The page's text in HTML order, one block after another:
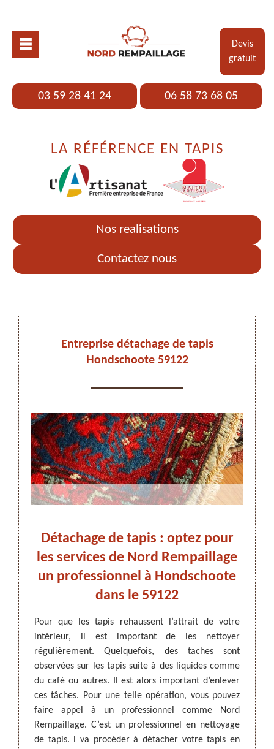
Devis
gratuit
03 59 28 41 24 06 58 73 68 05
LA RÉFÉRENCE EN TAPIS
Nos realisations
Contactez nous
ARTISAN DEZITTER, REMPAILLAGE -
CANNAGE - RECOLLAGE, 59 NORD
Entreprise détachage de tapis
Hondschoote 59122
de
et
des
les
le et
Détachage de tapis : optez pour
les services de Nord Rempaillage
un professionnel à Hondschoote
dans le 59122
Pour que les tapis rehaussent l’attrait de votre
intérieur, il est important de les nettoyer
régulièrement. Quelquefois, des taches sont
observées sur les tapis suite à des liquides comme
du café ou autres. Il est alors important d’enlever
ces tâches. Pour une telle opération, vous pouvez
faire appel à un professionnel comme Nord
Rempaillage. C’est un professionnel en nettoyage
de tapis. l va procéder à détacher votre tapis en
être
telle
sur